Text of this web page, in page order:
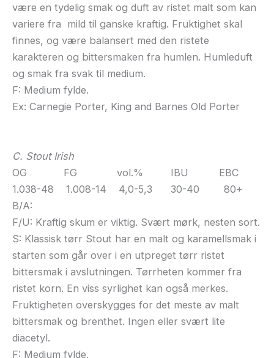
være en tydelig smak og duft av ristet malt som kan
variere fra mild til ganske kraftig. Fruktighet skal
finnes, og være balansert med den ristete
karakteren og bittersmaken fra humlen. Humleduft
og smak fra svak til medium.
F: Medium fylde.
Ex: Carnegie Porter, King and Barnes Old Porter
C. Stout Irish
OG FG vol.% IBU EBC
1.038-48 1.008-14 4,0-5,3 30-40 80+
B/A:
F/U: Kraftig skum er viktig. Svært mørk, nesten sort.
S: Klassisk tørr Stout har en malt og karamellsmak i
starten som går over i en utpreget tørr ristet
bittersmak i avslutningen. Tørrheten kommer fra
ristet korn. En viss syrlighet kan også merkes.
Fruktigheten overskygges for det meste av malt
bittersmak og brenthet. Ingen eller svært lite
diacetyl.
F: Medium fylde.